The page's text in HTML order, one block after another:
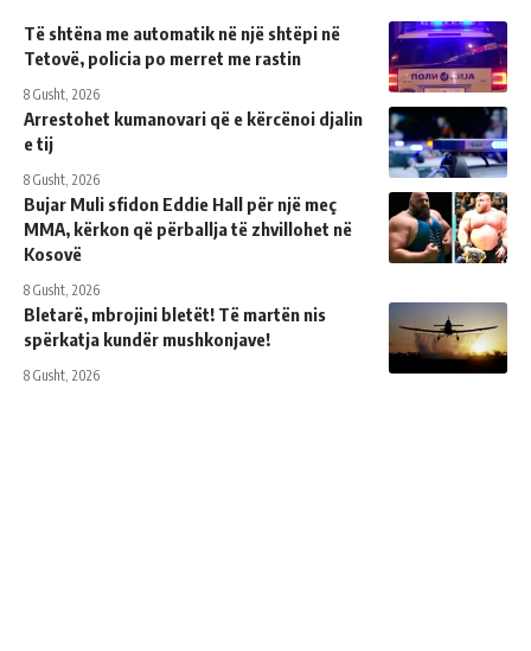
Të shtëna me automatik në një shtëpi në
Tetovë, policia po merret me rastin
8 Gusht, 2026
Arrestohet kumanovari që e kërcënoi djalin
e tij
8 Gusht, 2026
Bujar Muli sfidon Eddie Hall për një meç
MMA, kërkon që përballja të zhvillohet në
Kosovë
8 Gusht, 2026
Bletarë, mbrojini bletët! Të martën nis
spërkatja kundër mushkonjave!
8 Gusht, 2026